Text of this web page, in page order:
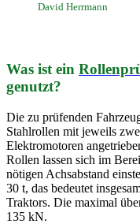
David Herrmann
Was ist ein
genutzt?
Die zu prüfenden
Stahlrollen mit jeweils
Elektromotoren
Rollen lassen sich im
nötigen Achsabstand
30 t, das bedeutet
Traktors. Die maximal
135 kN.